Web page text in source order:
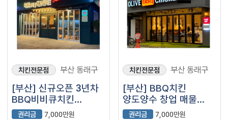
치킨전문점 부산 동래구
[부산] 신규오픈 3년차
BBQ비비큐치킨
양도양수 창업 매물
권리금
7,000만원
치킨전문점 부산 동래구
[부산] BBQ치킨
양도양수 창업 매물
(비비큐치킨)
권리금
7,000만원